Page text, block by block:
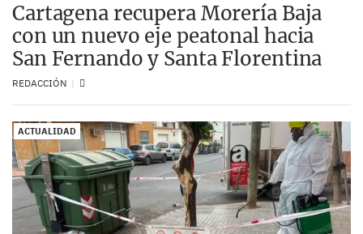
Cartagena recupera Morería Baja
con un nuevo eje peatonal hacia
San Fernando y Santa Florentina
REDACCIÓN
ACTUALIDAD